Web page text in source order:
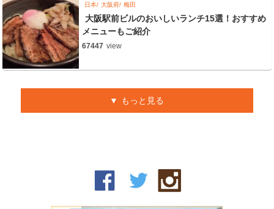
日本 大阪府 梅田
大阪駅前ビルのおいしいランチ15選！おすすめ
メニューもご紹介
67447 view
もっと見る